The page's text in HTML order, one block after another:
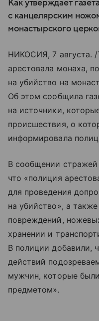
Как утверждает
с канцелярским
монастырского
НИКОСИЯ, 7 августа.
арестовала монаха,
на убийство на
Об этом сообщила
на источники,
происшествия, о
информировала
В сообщении стражей
что «полиция
для проведения
на убийство», а
повреждений,
хранении и
В полиции добавили,
действий
мужчин, которые
предметом».